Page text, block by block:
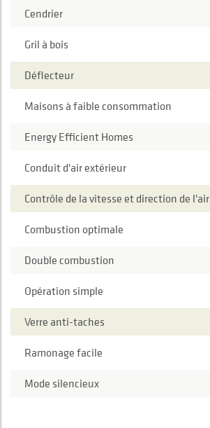
Cendrier
Gril à bois
Déflecteur
Maisons à faible consommation
Energy Efficient Homes
Conduit d'air extérieur
Contrôle de la vitesse et direction de l'air
Combustion optimale
Double combustion
Opération simple
Verre anti-taches
Ramonage facile
Mode silencieux